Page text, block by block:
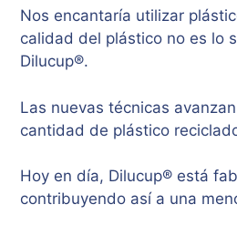
Nos encantaría utilizar
calidad del plástico no es lo
Dilucup®.
Las nuevas técnicas
cantidad de plástico
Hoy en día, Dilucup® está
contribuyendo así a una